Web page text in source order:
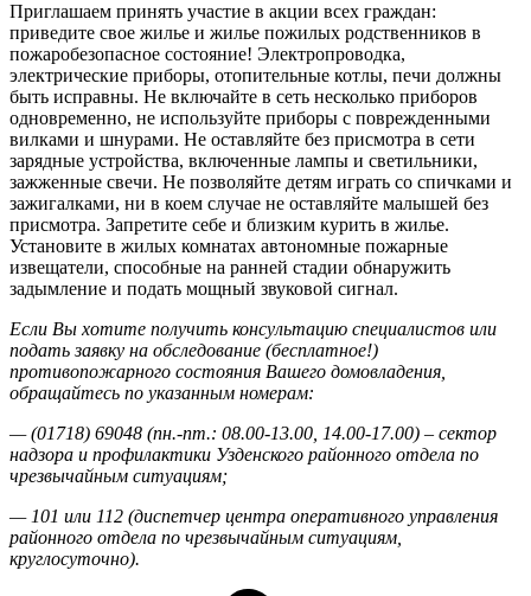
Приглашаем принять участие в акции всех граждан:
приведите свое жилье и жилье пожилых родственников в
пожаробезопасное состояние! Электропроводка,
электрические приборы, отопительные котлы, печи должны
быть исправны. Не включайте в сеть несколько приборов
одновременно, не используйте приборы с поврежденными
вилками и шнурами. Не оставляйте без присмотра в сети
зарядные устройства, включенные лампы и светильники,
зажженные свечи. Не позволяйте детям играть со спичками и
зажигалками, ни в коем случае не оставляйте малышей без
присмотра. Запретите себе и близким курить в жилье.
Установите в жилых комнатах автономные пожарные
извещатели, способные на ранней стадии обнаружить
задымление и подать мощный звуковой сигнал.
Если Вы хотите получить консультацию специалистов или
подать заявку на обследование (бесплатное!)
противопожарного состояния Вашего домовладения,
обращайтесь по указанным номерам:
— (01718) 69048 (пн.-пт.: 08.00-13.00, 14.00-17.00) – сектор
надзора и профилактики Узденского районного отдела по
чрезвычайным ситуациям;
— 101 или 112 (диспетчер центра оперативного управления
районного отдела по чрезвычайным ситуациям,
круглосуточно).